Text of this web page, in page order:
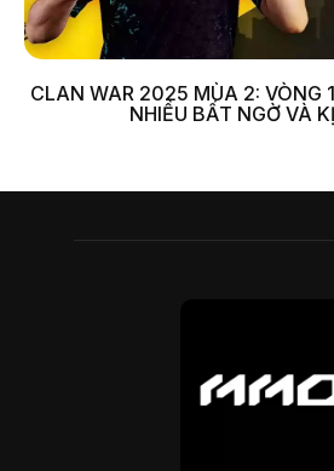
CLAN WAR 2025 MÙA 2: VÒNG
NHIỀU BẤT NGỜ VÀ